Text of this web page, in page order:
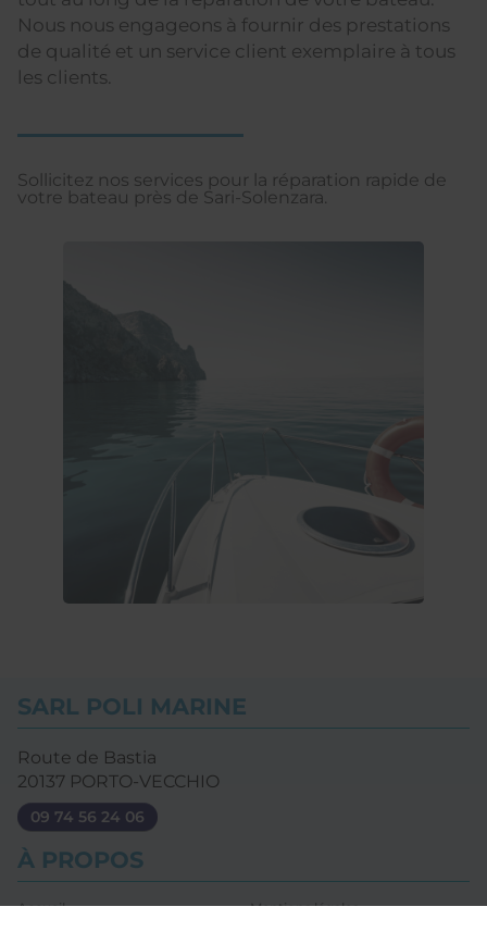
Nous nous engageons à fournir des prestations
de qualité et un service client exemplaire à tous
les clients.
Sollicitez nos services pour la réparation rapide de
votre bateau près de Sari-Solenzara.
SARL POLI MARINE
Route de Bastia
20137 PORTO-VECCHIO
09 74 56 24 06
À PROPOS
Accueil
Mentions légales